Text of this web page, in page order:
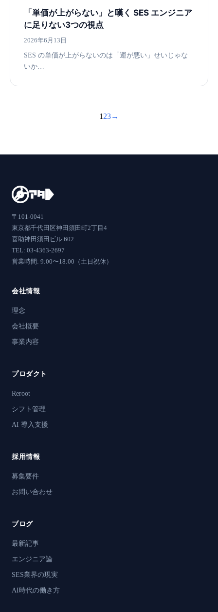
「単価が上がらない」と嘆く SES エンジニア
に足りない3つの視点
2026年6月13日
SES の単価が上がらないのは「運が悪い」せいじゃな
いか…
1 23→
〒101-0041
東京都千代田区神田須田町2丁目4
喜助神田須田ビル 602
TEL: 03-4363-2697
営業時間: 9:00〜18:00（土日祝休）
会社情報
理念
会社概要
事業内容
プロダクト
Reroot
シフト管理
AI 導入支援
採用情報
募集要件
お問い合わせ
ブログ
最新記事
エンジニア論
SES業界の現実
AI時代の働き方